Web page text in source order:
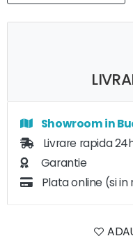
Showroom in
Livrare rapida
Garantie
Plata online (si in